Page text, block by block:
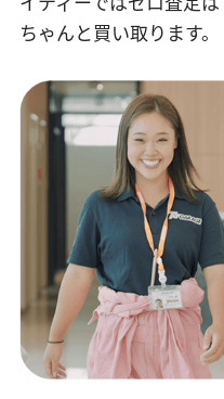
ちゃんと買い取ります。